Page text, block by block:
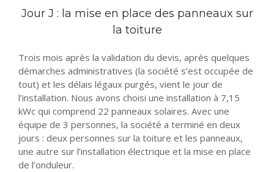
Jour J : la mise en place des panneaux sur
la toiture
Trois mois après la validation du devis, après quelques
démarches administratives (la société s’est occupée de
tout) et les délais légaux purgés, vient le jour de
l’installation. Nous avons choisi une installation à 7,15
kWc qui comprend 22 panneaux solaires. Avec une
équipe de 3 personnes, la société a terminé en deux
jours : deux personnes sur la toiture et les panneaux,
une autre sur l’installation électrique et la mise en place
de l’onduleur.